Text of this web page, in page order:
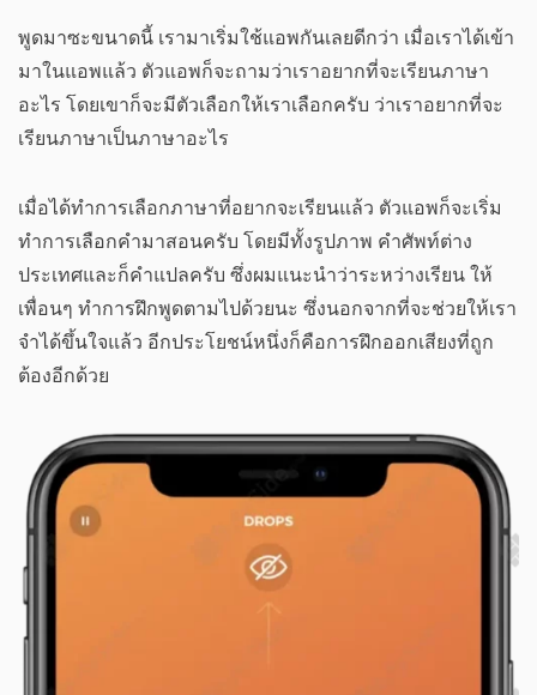
พูดมาซะขนาดนี้ เรามาเริ่มใช้แอพกันเลยดีกว่า เมื่อเราได้เข้า
มาในแอพแล้ว ตัวแอพก็จะถามว่าเราอยากที่จะเรียนภาษา
อะไร โดยเขาก็จะมีตัวเลือกให้เราเลือกครับ ว่าเราอยากที่จะ
เรียนภาษาเป็นภาษาอะไร
เมื่อได้ทำการเลือกภาษาที่อยากจะเรียนแล้ว ตัวแอพก็จะเริ่ม
ทำการเลือกคำมาสอนครับ โดยมีทั้งรูปภาพ คำศัพท์ต่าง
ประเทศและก็คำแปลครับ ซึ่งผมแนะนำว่าระหว่างเรียน ให้
เพื่อนๆ ทำการฝึกพูดตามไปด้วยนะ ซึ่งนอกจากที่จะช่วยให้เรา
จำได้ขึ้นใจแล้ว อีกประโยชน์หนึ่งก็คือการฝึกออกเสียงที่ถูก
ต้องอีกด้วย